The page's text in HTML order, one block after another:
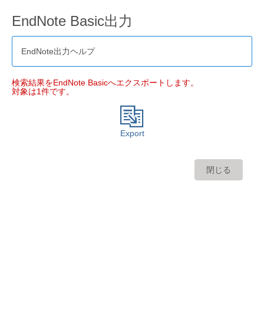
EndNote Basic出力
EndNote出力ヘルプ
検索結果をEndNote Basicへエクスポートします。
対象は1件です。
Export